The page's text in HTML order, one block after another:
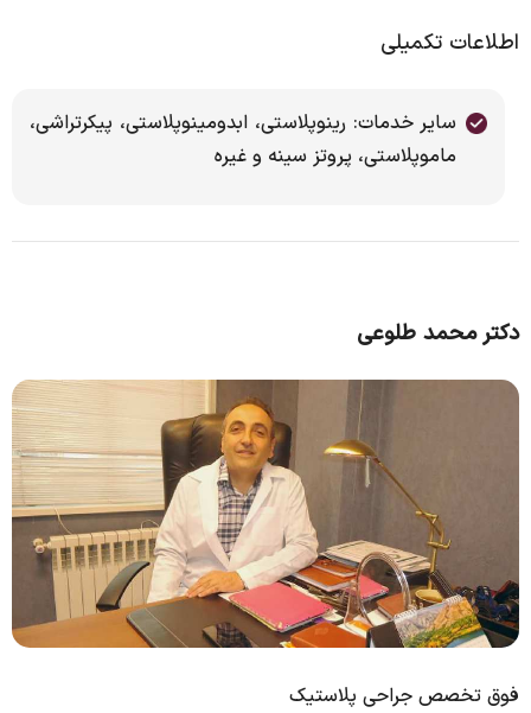
اطلاعات تکمیلی
سایر خدمات: رینوپلاستی، ابدومینوپلاستی، پیکرتراشی،
ماموپلاستی، پروتز سینه و غیره
دکتر محمد طلوعی
فوق تخصص جراحی پلاستیک